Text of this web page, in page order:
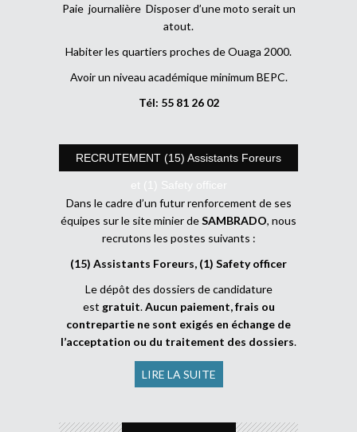
Paie journalière Disposer d’une moto serait un
atout.
Habiter les quartiers proches de Ouaga 2000.
Avoir un niveau académique minimum BEPC.
Tél: 55 81 26 02
RECRUTEMENT (15) Assistants Foreurs
et (1) Safety officer
Dans le cadre d’un futur renforcement de ses
équipes sur le site minier deSAMBRADO, nous
recrutons les postes suivants :
(15) Assistants Foreurs, (1) Safety officer
Le dépôt des dossiers de candidature
est gratuit.Aucun paiement, frais ou
contrepartie ne sont exigés en échange de
l’acceptation ou du traitement des dossiers.
LIRE LA SUITE